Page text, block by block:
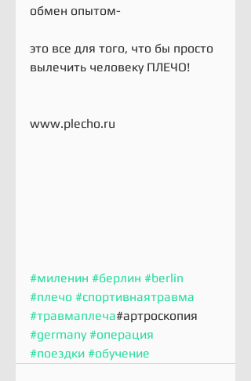
обмен опытом-
это все для того, что бы просто
вылечить человеку ПЛЕЧО!
www.plecho.ru
#миленин #берлин #berlin
#плечо #спортивнаятравма
#травмаплеча#артроскопия
#germany #операция
#поездки #обучение